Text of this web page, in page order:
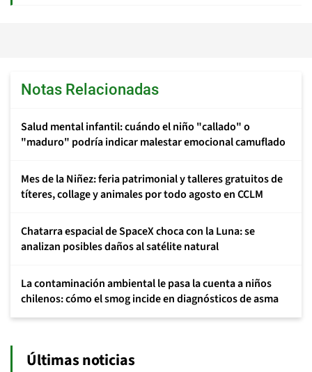
Notas Relacionadas
Salud mental infantil: cuándo el niño "callado" o
"maduro" podría indicar malestar emocional camuflado
Mes de la Niñez: feria patrimonial y talleres gratuitos de
títeres, collage y animales por todo agosto en CCLM
Chatarra espacial de SpaceX choca con la Luna: se
analizan posibles daños al satélite natural
La contaminación ambiental le pasa la cuenta a niños
chilenos: cómo el smog incide en diagnósticos de asma
Últimas noticias